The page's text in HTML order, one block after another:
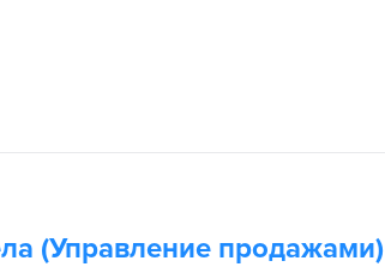
(Управление продажами)